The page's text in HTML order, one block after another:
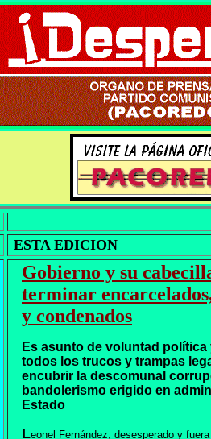
ESTA EDICION
Gobierno y su
terminar
y condenados
Es asunto de voluntad política
todos los trucos y trampas
encubrir la descomunal
bandolerismo erigido en
Estado
Leonel Fernández, desesperado y